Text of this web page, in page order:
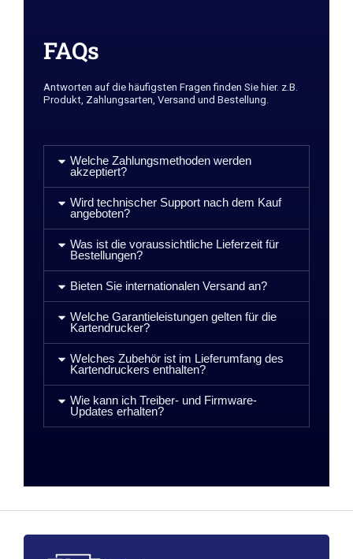
FAQs
Antworten auf die häufigsten Fragen finden Sie hier. z.B.
Produkt, Zahlungsarten, Versand und Bestellung.
Welche Zahlungsmethoden werden
akzeptiert?
Wird technischer Support nach dem Kauf
angeboten?
Was ist die voraussichtliche Lieferzeit für
Bestellungen?
Bieten Sie internationalen Versand an?
Welche Garantieleistungen gelten für die
Kartendrucker?
Welches Zubehör ist im Lieferumfang des
Kartendruckers enthalten?
Wie kann ich Treiber- und Firmware-
Updates erhalten?